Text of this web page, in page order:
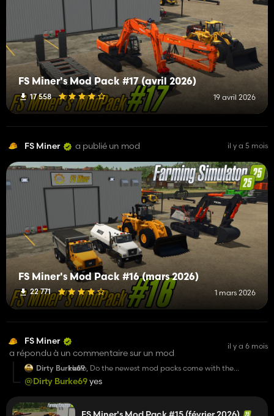
FS Miner's Mod Pack #17 (avril 2026)
17 558 19 avril 2026
FS Miner a publié un mod il y a 5 mois
FS Miner's Mod Pack #16 (mars 2026)
22 771 1 mars 2026
FS Miner
a répondu à un commentaire sur un mod
il y a 6 mois
Dirty Burke69Hello, Do the newest mod packs come with the
equipment in the previous packs? I just wanted to check.
Thank you
@Dirty Burke69yes